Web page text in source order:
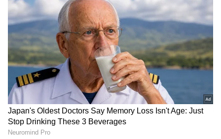
ಕ್ಷೇತ್ರದ ಪ್ರಥಮ ಪ್ರಜೆಯಾಗಿ ಕ್ಷೇತ್ರಕ್ಕೆ ಮೊದಲ ಭೇಟಿಯ ದಿನ
ಪ್ರವಾಸಿ ಮಂದಿರಕ್ಕೆ ಶಾಸಕರು ಆಗಮಿಸಿದಾಗಲೂ ಶಾಸಕರ
ಸಲಹೆಯಂತೆ ಒಂದು ಪಟಾಕಿ ಸದ್ದು ಮಾಡಲಿಲ್ಲ, ಇಂದು
ಪ್ರಜ್ಞಾವಂತ ಶಾಸಕರಿಗೆ ಇರಬೇಕಾದ ಗುಣವಿದು ಎಂಬುದು
ಜನರ ಮಾತು.
ಕಳೆದರೆಡರು ವರ್ಷಗಳಿಂದ ಪಟ್ಟಣದಲ್ಲಿ ಫ್ಲೆಕ್ಸ್‌ಗಳ ಹಾವಳಿಗೆ